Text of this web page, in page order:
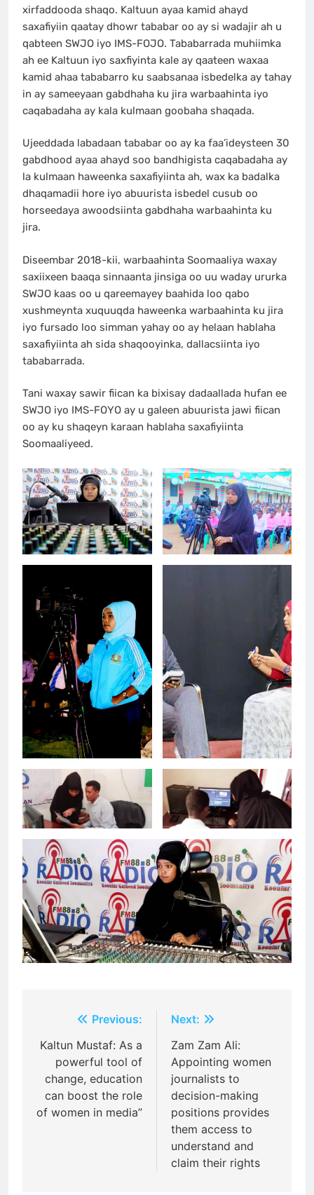
xirfaddooda shaqo. Kaltuun ayaa kamid ahayd
saxafiyiin qaatay dhowr tababar oo ay si wadajir ah u
qabteen SWJO iyo IMS-FOJO. Tababarrada muhiimka
ah ee Kaltuun iyo saxfiyinta kale ay qaateen waxaa
kamid ahaa tababarro ku saabsanaa isbedelka ay tahay
in ay sameeyaan gabdhaha ku jira warbaahinta iyo
caqabadaha ay kala kulmaan goobaha shaqada.
Ujeeddada labadaan tababar oo ay ka faa’ideysteen 30
gabdhood ayaa ahayd soo bandhigista caqabadaha ay
la kulmaan haweenka saxafiyiinta ah, wax ka badalka
dhaqamadii hore iyo abuurista isbedel cusub oo
horseedaya awoodsiinta gabdhaha warbaahinta ku
jira.
Diseembar 2018-kii, warbaahinta Soomaaliya waxay
saxiixeen baaqa sinnaanta jinsiga oo uu waday ururka
SWJO kaas oo u qareemayey baahida loo qabo
xushmeynta xuquuqda haweenka warbaahinta ku jira
iyo fursado loo simman yahay oo ay helaan hablaha
saxafiyiinta ah sida shaqooyinka, dallacsiinta iyo
tababarrada.
Tani waxay sawir fiican ka bixisay dadaallada hufan ee
SWJO iyo IMS-FOYO ay u galeen abuurista jawi fiican
oo ay ku shaqeyn karaan hablaha saxafiyiinta
Soomaaliyeed.
navigation
Previous:
Kaltun Mustaf: As a
powerful tool of
change, education
can boost the role
of women in media”
Next:
Zam Zam Ali:
Appointing women
journalists to
decision-making
positions provides
them access to
understand and
claim their rights